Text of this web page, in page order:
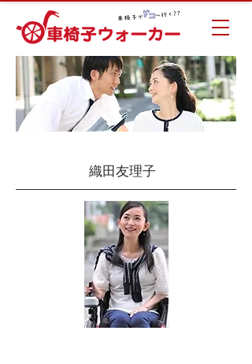
織田友理子